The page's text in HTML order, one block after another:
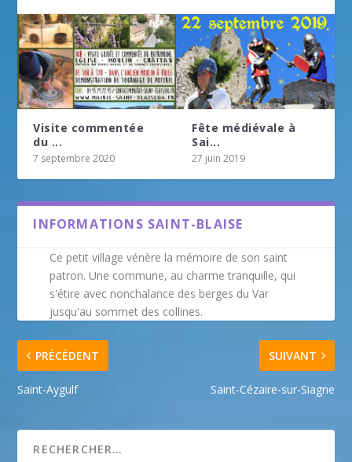
Visite commentée
du ...
7 septembre 2020
Fête médiévale à
Sai...
27 juin 2019
INFORMATIONS SAINT-BLAISE
Ce petit village vénère la mémoire de son saint
patron. Une commune, au charme tranquille, qui
s'étire avec nonchalance des berges du Var
jusqu'au sommet des collines.
PRÉCÉDENT
Saint-Aygulf
SUIVANT
Saint-Cézaire-sur-Siagne